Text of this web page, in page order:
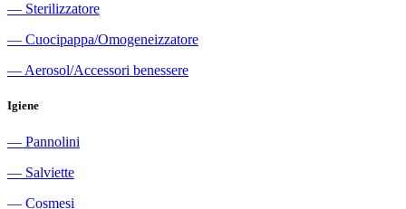
― Sterilizzatore
― Cuocipappa/Omogeneizzatore
― Aerosol/Accessori benessere
Igiene
― Pannolini
― Salviette
― Cosmesi